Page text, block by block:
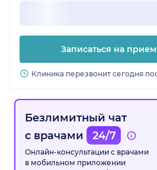
Записаться на прием
Клиника перезвонит сегодня
Безлимитный чат
с врачами
24/7
Онлайн-консультации с врачами
в мобильном приложении